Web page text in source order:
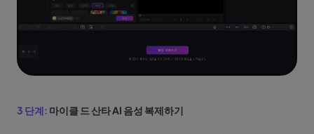
3 단계: 마이클 드 산타 AI 음성 복제하기